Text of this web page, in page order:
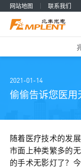
网站地图 联系我们
产品&解决方案
关于我们
加入兆丰
2021-01-14
偷偷告诉您医
随着医疗技术的发
市面上种类繁多的
的手术无影灯了？